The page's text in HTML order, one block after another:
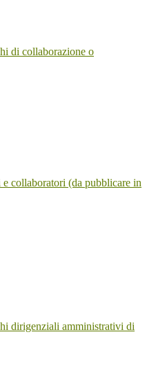
di collaborazione o
e collaboratori (da pubblicare in
dirigenziali amministrativi di